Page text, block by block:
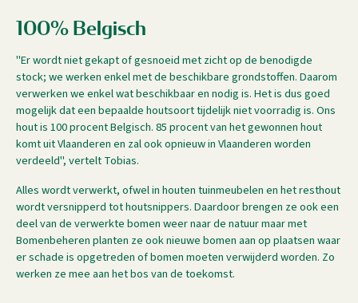
100% Belgisch
"Er wordt niet gekapt of gesnoeid met zicht op de benodigde
stock; we werken enkel met de beschikbare grondstoffen. Daarom
verwerken we enkel wat beschikbaar en nodig is. Het is dus goed
mogelijk dat een bepaalde houtsoort tijdelijk niet voorradig is. Ons
hout is 100 procent Belgisch. 85 procent van het gewonnen hout
komt uit Vlaanderen en zal ook opnieuw in Vlaanderen worden
verdeeld", vertelt Tobias.
Alles wordt verwerkt, ofwel in houten tuinmeubelen en het resthout
wordt versnipperd tot houtsnippers. Daardoor brengen ze ook een
deel van de verwerkte bomen weer naar de natuur maar met
Bomenbeheren planten ze ook nieuwe bomen aan op plaatsen waar
er schade is opgetreden of bomen moeten verwijderd worden. Zo
werken ze mee aan het bos van de toekomst.